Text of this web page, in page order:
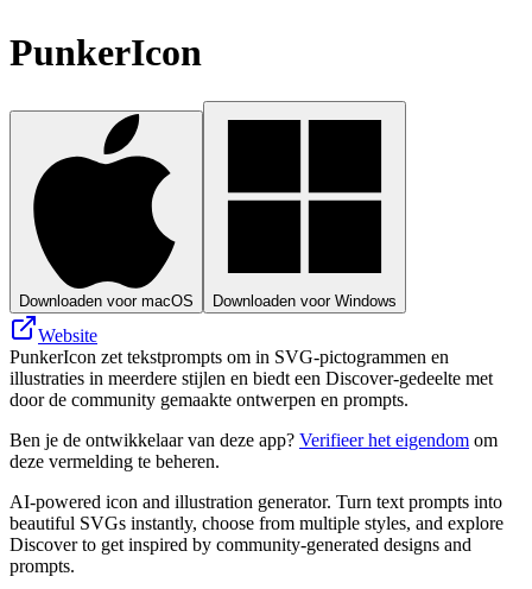
PunkerIcon
Downloaden voor macOS Downloaden voor Windows
Website
PunkerIcon zet tekstprompts om in SVG-pictogrammen en
illustraties in meerdere stijlen en biedt een Discover-gedeelte met
door de community gemaakte ontwerpen en prompts.
Ben je de ontwikkelaar van deze app? Verifieer het eigendom om
deze vermelding te beheren.
AI-powered icon and illustration generator. Turn text prompts into
beautiful SVGs instantly, choose from multiple styles, and explore
Discover to get inspired by community-generated designs and
prompts.